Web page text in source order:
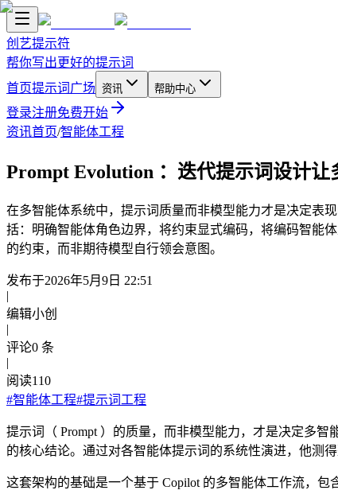
创艺提示符
帮你写出更好的提示词
首页提示词广场 资讯 帮助中心
登录注册免费开始
资讯首页/智能体工程
Prompt Evolution ：迭代提示词设计让
在多智能体系统中，提示词质量而非模型能力才是决定表
括：明确智能体角色边界，将约束显式编码，将编码智能
的约束，而非期待模型自行领会意图。
发布于2026年5月9日 22:51
|
编辑小创
|
评论0 条
|
阅读110
#智能体工程#提示词工程
提示词（ Prompt ）的质量，而非模型能力，才是决定多智
的核心结论。通过对各智能体提示词的系统性演进，他测
这套架构的基础是一个基于 Copilot 的多智能体工作流，包